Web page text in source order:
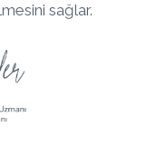
sağlar.